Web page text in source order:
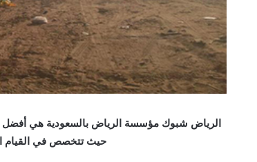
الرياض شبوك مؤسسة الرياض بالسعودية هي أفضل
حيث تتخصص في القيام